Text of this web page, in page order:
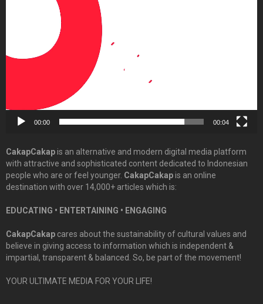
00:00 00:04
CakapCakapis an alternative and modern digital media platform
with attractive and sophisticated content dedicated to Indonesian
people who are or feel younger. CakapCakapis an online
destination with over 14,000+ articles which is:
EDUCATING • ENTERTAINING • ENGAGING
CakapCakap cares about the sustainability of cultural values and
believe in giving access to information which is independent &
impartial, transparent & balanced. So, be part of the movement!
YOUR ULTIMATE MEDIA FOR YOUR LIFE!